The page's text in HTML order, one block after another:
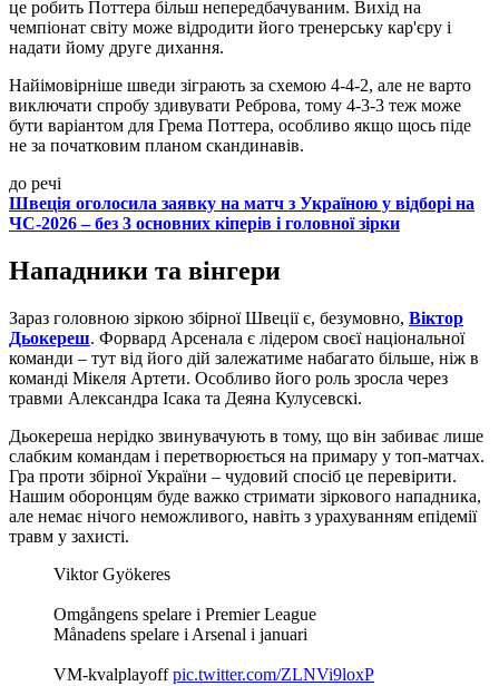
це робить Поттера більш непередбачуваним. Вихід на
чемпіонат світу може відродити його тренерську кар'єру і
надати йому друге дихання.
Найімовірніше шведи зіграють за схемою 4-4-2, але не варто
виключати спробу здивувати Реброва, тому 4-3-3 теж може
бути варіантом для Грема Поттера, особливо якщо щось піде
не за початковим планом скандинавів.
до речі
Швеція оголосила заявку на матч з Україною у відборі на
ЧС-2026 – без 3 основних кіперів і головної зірки
Нападники та вінгери
Зараз головною зіркою збірної Швеції є, безумовно, Віктор
Дьокереш. Форвард Арсенала є лідером своєї національної
команди – тут від його дій залежатиме набагато більше, ніж в
команді Мікеля Артети. Особливо його роль зросла через
травми Александра Ісака та Деяна Кулусевскі.
Дьокереша нерідко звинувачують в тому, що він забиває лише
слабким командам і перетворюється на примару у топ-матчах.
Гра проти збірної України – чудовий спосіб це перевірити.
Нашим оборонцям буде важко стримати зіркового нападника,
але немає нічого неможливого, навіть з урахуванням епідемії
травм у захисті.
Viktor Gyökeres
Omgångens spelare i Premier League
Månadens spelare i Arsenal i januari
VM-kvalplayoffpic.twitter.com/ZLNVi9loxP